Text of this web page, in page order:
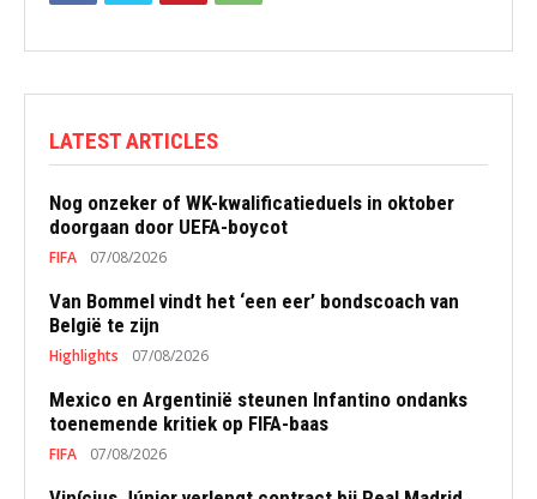
LATEST ARTICLES
Nog onzeker of WK-kwalificatieduels in oktober
doorgaan door UEFA-boycot
FIFA 07/08/2026
Van Bommel vindt het ‘een eer’ bondscoach van
België te zijn
Highlights 07/08/2026
Mexico en Argentinië steunen Infantino ondanks
toenemende kritiek op FIFA-baas
FIFA 07/08/2026